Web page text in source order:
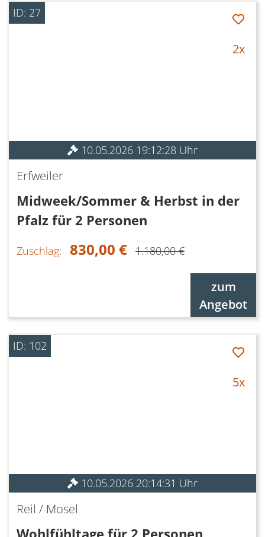
ID: 27
2x
10.05.2026 19:12:28 Uhr
Erfweiler
Midweek/Sommer & Herbst in der
Pfalz für 2 Personen
Zuschlag: 830,00 € 1.180,00 €
zum
Angebot
ID: 102
5x
10.05.2026 20:14:31 Uhr
Reil / Mosel
Wohlfühltage für 2 Personen